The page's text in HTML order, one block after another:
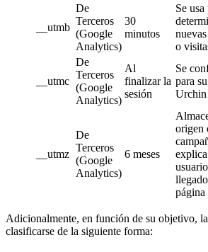
__utmb
De
Terceros
(Google
Analytics)
30
minutos
Se usa
o
__utmc
De
Terceros
(Google
Analytics)
Al
finalizar la
sesión
Se
para
Urchin
__utmz
De
Terceros
(Google
Analytics)
6 meses
origen
Adicionalmente, en función de su objetivo,
clasificarse de la siguiente forma: